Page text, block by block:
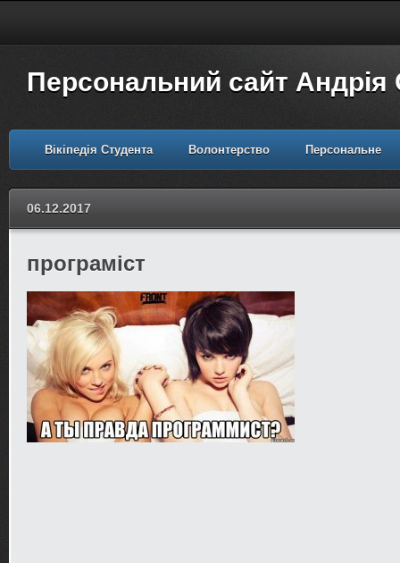
Персональний сайт Андрія
Вікіпедія Студента Волонтерство Персональне
06.12.2017
програміст